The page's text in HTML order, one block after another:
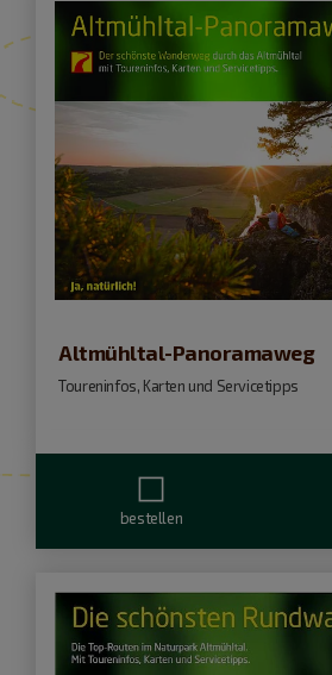
Altmühltal-Panoramaweg
Toureninfos, Karten und Servicetipps
bestellen